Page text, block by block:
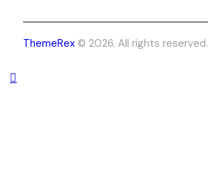
ThemeRex © 2026. All rights reserved.